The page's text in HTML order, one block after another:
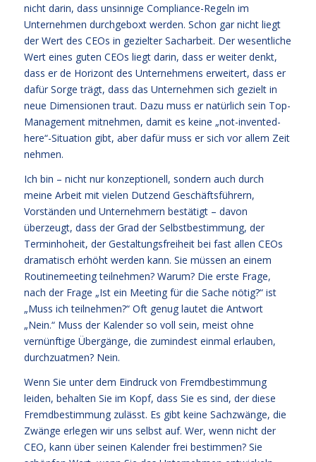
nicht darin, dass unsinnige Compliance-Regeln im
Unternehmen durchgeboxt werden. Schon gar nicht liegt
der Wert des CEOs in gezielter Sacharbeit. Der wesentliche
Wert eines guten CEOs liegt darin, dass er weiter denkt,
dass er de Horizont des Unternehmens erweitert, dass er
dafür Sorge trägt, dass das Unternehmen sich gezielt in
neue Dimensionen traut. Dazu muss er natürlich sein Top-
Management mitnehmen, damit es keine „not-invented-
here“-Situation gibt, aber dafür muss er sich vor allem Zeit
nehmen.
Ich bin – nicht nur konzeptionell, sondern auch durch
meine Arbeit mit vielen Dutzend Geschäftsführern,
Vorständen und Unternehmern bestätigt – davon
überzeugt, dass der Grad der Selbstbestimmung, der
Terminhoheit, der Gestaltungsfreiheit bei fast allen CEOs
dramatisch erhöht werden kann. Sie müssen an einem
Routinemeeting teilnehmen? Warum? Die erste Frage,
nach der Frage „Ist ein Meeting für die Sache nötig?“ ist
„Muss ich teilnehmen?“ Oft genug lautet die Antwort
„Nein.“ Muss der Kalender so voll sein, meist ohne
vernünftige Übergänge, die zumindest einmal erlauben,
durchzuatmen? Nein.
Wenn Sie unter dem Eindruck von Fremdbestimmung
leiden, behalten Sie im Kopf, dass Sie es sind, der diese
Fremdbestimmung zulässt. Es gibt keine Sachzwänge, die
Zwänge erlegen wir uns selbst auf. Wer, wenn nicht der
CEO, kann über seinen Kalender frei bestimmen? Sie